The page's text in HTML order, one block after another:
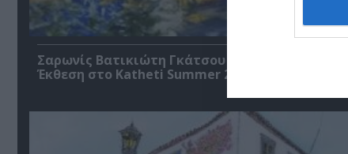
Σαρωνίς Βατικιώτη Γκάτσου – Διαφάνειες Ζωής:
Έκθεση στο Katheti Summer 2026